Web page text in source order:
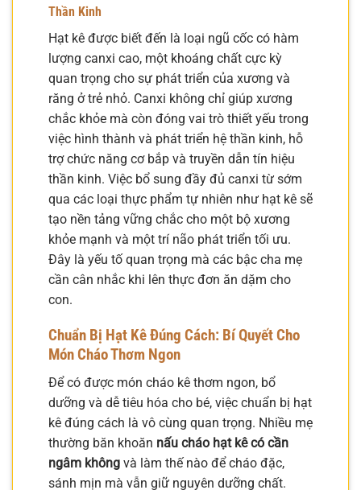
Thần Kinh
Hạt kê được biết đến là loại ngũ cốc có hàm
lượng canxi cao, một khoáng chất cực kỳ
quan trọng cho sự phát triển của xương và
răng ở trẻ nhỏ. Canxi không chỉ giúp xương
chắc khỏe mà còn đóng vai trò thiết yếu trong
việc hình thành và phát triển hệ thần kinh, hỗ
trợ chức năng cơ bắp và truyền dẫn tín hiệu
thần kinh. Việc bổ sung đầy đủ canxi từ sớm
qua các loại thực phẩm tự nhiên như hạt kê sẽ
tạo nền tảng vững chắc cho một bộ xương
khỏe mạnh và một trí não phát triển tối ưu.
Đây là yếu tố quan trọng mà các bậc cha mẹ
cần cân nhắc khi lên thực đơn ăn dặm cho
con.
Chuẩn Bị Hạt Kê Đúng Cách: Bí Quyết Cho
Món Cháo Thơm Ngon
Để có được món cháo kê thơm ngon, bổ
dưỡng và dễ tiêu hóa cho bé, việc chuẩn bị hạt
kê đúng cách là vô cùng quan trọng. Nhiều mẹ
thường băn khoăn nấu cháo hạt kê có cần
ngâm không và làm thế nào để cháo đặc,
sánh mịn mà vẫn giữ nguyên dưỡng chất.